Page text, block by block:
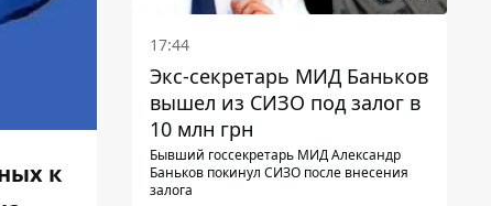
к
17:44
Экс-секретарь МИД Баньков
вышел из СИЗО под залог в
10 млн грн
Бывший госсекретарь МИД Александр
Баньков покинул СИЗО после внесения
залога